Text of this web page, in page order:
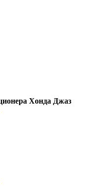
Хонда Джаз